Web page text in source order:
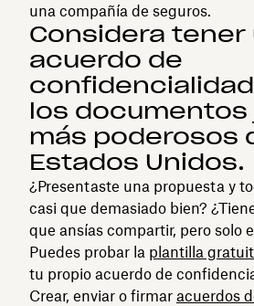
una compañía de seguros.
Considera tener
acuerdo de
los documentos
más poderosos
Estados Unidos.
¿Presentaste una propuesta y
casi que demasiado bien?
que ansías compartir, pero solo
Puedes probar la plantilla
tu propio acuerdo de
Crear, enviar o firmar acuerdos